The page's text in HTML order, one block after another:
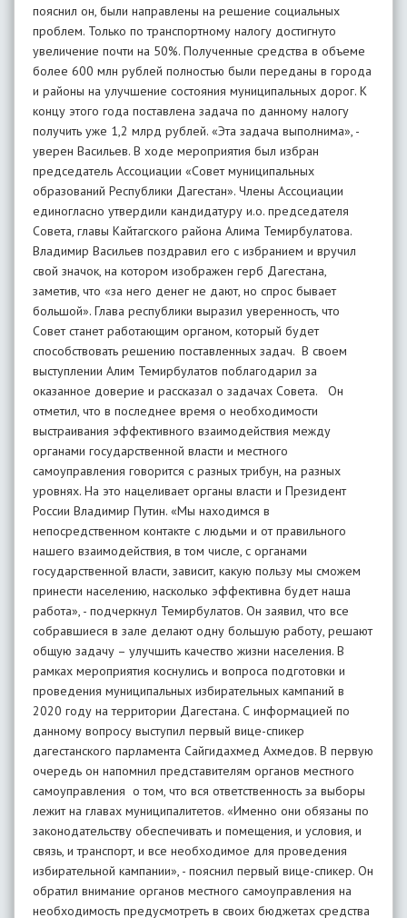
пояснил он, были направлены на решение социальных
проблем. Только по транспортному налогу достигнуто
увеличение почти на 50%. Полученные средства в объеме
более 600 млн рублей полностью были переданы в города
и районы на улучшение состояния муниципальных дорог. К
концу этого года поставлена задача по данному налогу
получить уже 1,2 млрд рублей. «Эта задача выполнима», -
уверен Васильев. В ходе мероприятия был избран
председатель Ассоциации «Совет муниципальных
образований Республики Дагестан». Члены Ассоциации
единогласно утвердили кандидатуру и.о. председателя
Совета, главы Кайтагского района Алима Темирбулатова.
Владимир Васильев поздравил его с избранием и вручил
свой значок, на котором изображен герб Дагестана,
заметив, что «за него денег не дают, но спрос бывает
большой». Глава республики выразил уверенность, что
Совет станет работающим органом, который будет
способствовать решению поставленных задач. В своем
выступлении Алим Темирбулатов поблагодарил за
оказанное доверие и рассказал о задачах Совета. Он
отметил, что в последнее время о необходимости
выстраивания эффективного взаимодействия между
органами государственной власти и местного
самоуправления говорится с разных трибун, на разных
уровнях. На это нацеливает органы власти и Президент
России Владимир Путин. «Мы находимся в
непосредственном контакте с людьми и от правильного
нашего взаимодействия, в том числе, с органами
государственной власти, зависит, какую пользу мы сможем
принести населению, насколько эффективна будет наша
работа», - подчеркнул Темирбулатов. Он заявил, что все
собравшиеся в зале делают одну большую работу, решают
общую задачу – улучшить качество жизни населения. В
рамках мероприятия коснулись и вопроса подготовки и
проведения муниципальных избирательных кампаний в
2020 году на территории Дагестана. С информацией по
данному вопросу выступил первый вице-спикер
дагестанского парламента Сайгидахмед Ахмедов. В первую
очередь он напомнил представителям органов местного
самоуправления о том, что вся ответственность за выборы
лежит на главах муниципалитетов. «Именно они обязаны по
законодательству обеспечивать и помещения, и условия, и
связь, и транспорт, и все необходимое для проведения
избирательной кампании», - пояснил первый вице-спикер. Он
обратил внимание органов местного самоуправления на
необходимость предусмотреть в своих бюджетах средства